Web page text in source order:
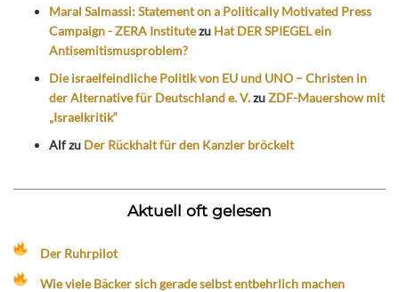
Maral Salmassi: Statement on a Politically Motivated Press
Campaign - ZERA Institutezu Hat DER SPIEGEL ein
Antisemitismusproblem?
Die israelfeindliche Politik von EU und UNO – Christen in
der Alternative für Deutschland e. V.zuZDF-Mauershow mit
„Israelkritik“
Alfzu Der Rückhalt für den Kanzler bröckelt
Aktuell oft gelesen
Der Ruhrpilot
Wie viele Bäcker sich gerade selbst entbehrlich machen